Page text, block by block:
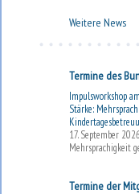
Weitere News
Termine des
Impulsworkshop
Stärke:
17. September
Mehrsprachigkeit
Termine der